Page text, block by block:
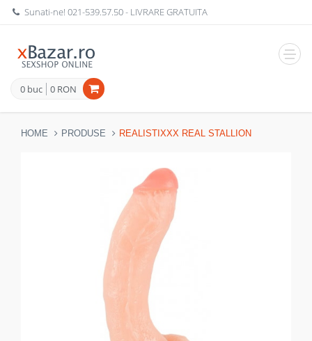
Sunati-ne!021-539.57.50- LIVRARE GRATUITA
0 buc 0 RON
HOME PRODUSE REALISTIXXX REAL STALLION